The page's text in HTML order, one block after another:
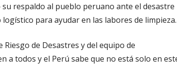
respaldo al pueblo peruano ante el desastre
para ayudar en las labores de limpieza.
de Desastres y del equipo de
a todos y el Perú sabe que no está solo en